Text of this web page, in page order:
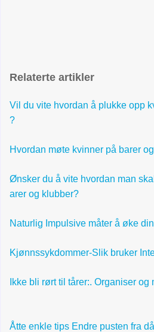
Relaterte artikler
Vil du vite hvordan å plukke opp
?
Hvordan møte kvinner på barer
Ønsker du å vite hvordan man
arer og klubber?
Naturlig Impulsive måter å øke
Kjønnssykdommer-Slik bruker
Ikke bli rørt til tårer:. Organiser
Åtte enkle tips Endre pusten fra